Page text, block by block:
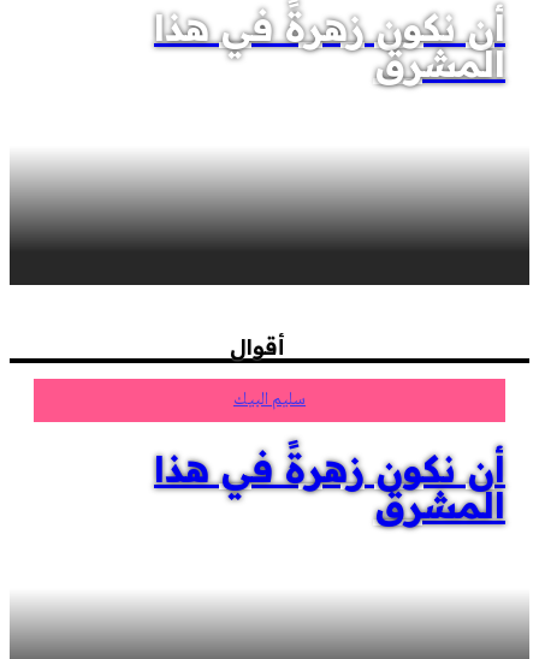
أن نكون زهرةً في هذا
المشرق
أقوال
سليم البيك
أن نكون زهرةً في هذا
المشرق